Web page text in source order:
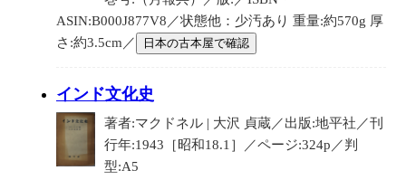
ASIN:B000J877V8／状態他：少汚あり 重量:約570g 厚
さ:約3.5cm／
日本の古本屋で確認
インド文化史
著者:マクドネル | 大沢 貞蔵／出版:地平社／刊
行年:1943［昭和18.1］／ページ:324p／判
型:A5